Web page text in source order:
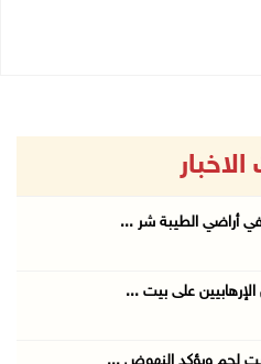
أراضي الطيبة شر ...
على بيت ...